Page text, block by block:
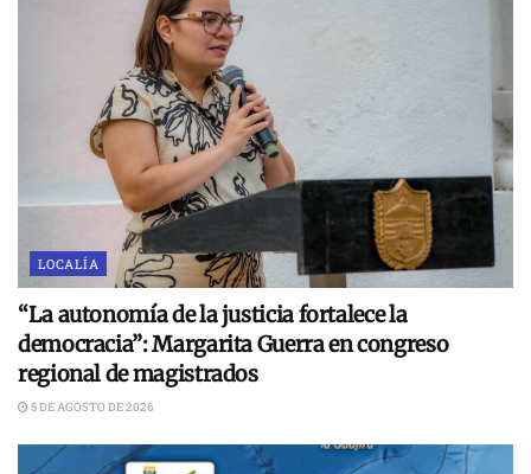
LOCALÍA
“La autonomía de la justicia fortalece la
democracia”: Margarita Guerra en congreso
regional de magistrados
5 DE AGOSTO DE 2026